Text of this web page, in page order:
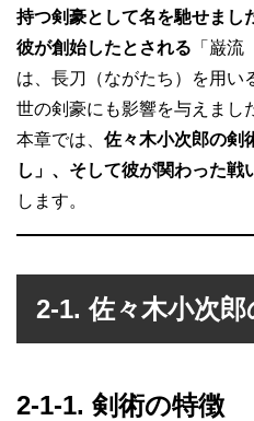
持つ剣豪として名を馳せまし
彼が創始したとされる 「巌
は、長刀（ながたち）を用い
世の剣豪にも影響を与えまし
本章では、 佐々木小次郎の剣
し」、そして彼が関わった
します。
2-1. 佐々木小次郎
2-1-1. 剣術の特徴